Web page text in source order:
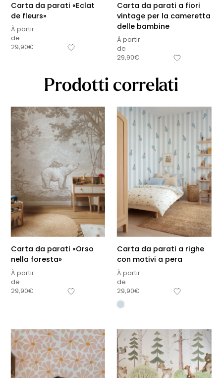
Carta da parati «Eclat
de fleurs»
À partir
de
29,90€
Carta da parati a fiori
vintage per la cameretta
delle bambine
À partir
de
29,90€
Prodotti correlati
Carta da parati «Orso
nella foresta»
À partir
de
29,90€
Carta da parati a righe
con motivi a pera
À partir
de
29,90€